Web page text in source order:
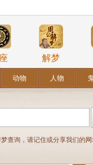
解梦
动物 人物
查询，请记住或分享我们的